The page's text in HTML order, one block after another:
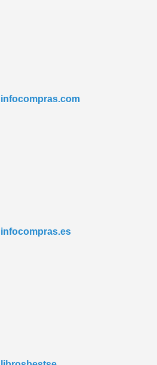
infocompras.com
infocompras.es